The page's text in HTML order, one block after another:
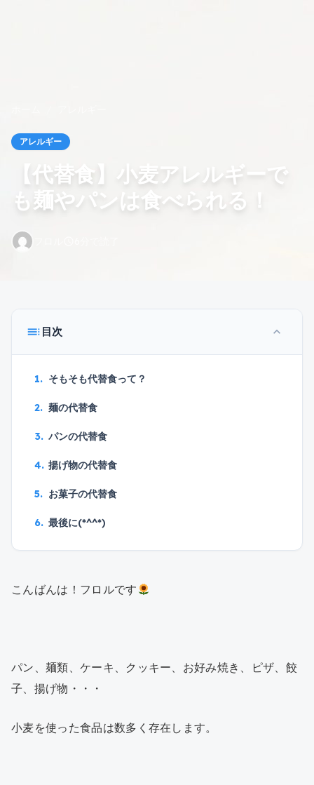
アレルギー
【代替食】小麦アレルギーで
も麺やパンは食べられる！
toc 目次 expand_less
そもそも代替食って？
麺の代替食
パンの代替食
揚げ物の代替食
お菓子の代替食
最後に(*^^*)
こんばんは！フロルです
パン、麺類、ケーキ、クッキー、お好み焼き、ピザ、餃
子、揚げ物・・・
小麦を使った食品は数多く存在します。